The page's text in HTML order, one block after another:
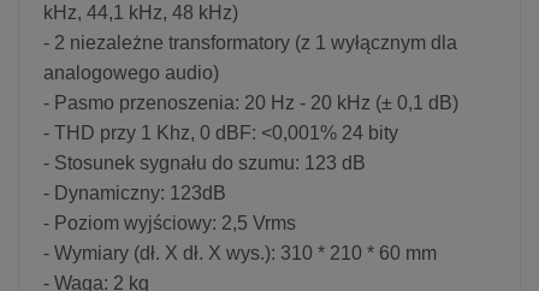
kHz, 44,1 kHz, 48 kHz)
- 2 niezależne transformatory (z 1 wyłącznym dla
analogowego audio)
- Pasmo przenoszenia: 20 Hz - 20 kHz (± 0,1 dB)
- THD przy 1 Khz, 0 dBF: <0,001% 24 bity
- Stosunek sygnału do szumu: 123 dB
- Dynamiczny: 123dB
- Poziom wyjściowy: 2,5 Vrms
- Wymiary (dł. X dł. X wys.): 310 * 210 * 60 mm
- Waga: 2 kg